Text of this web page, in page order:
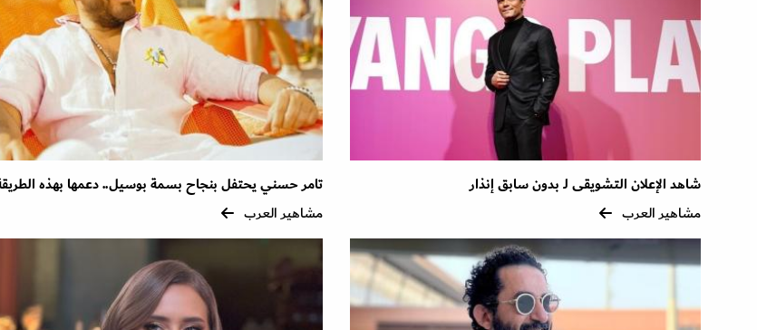
شاهد الإعلان التشويقى لـ بدون سابق إنذار
مشاهير العرب
تامر حسني يحتفل بنجاح بسمة بوسيل.. دعمها بهذه
مشاهير العرب